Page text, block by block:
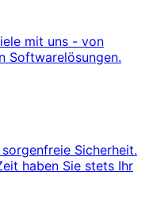
mit uns - von
Softwarelösungen.
Sicherheit.
haben Sie stets Ihr